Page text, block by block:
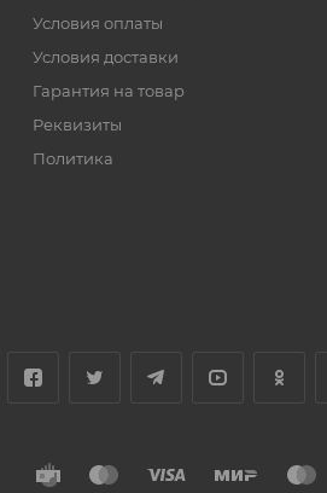
Условия оплаты
Условия доставки
Гарантия на товар
Реквизиты
Политика